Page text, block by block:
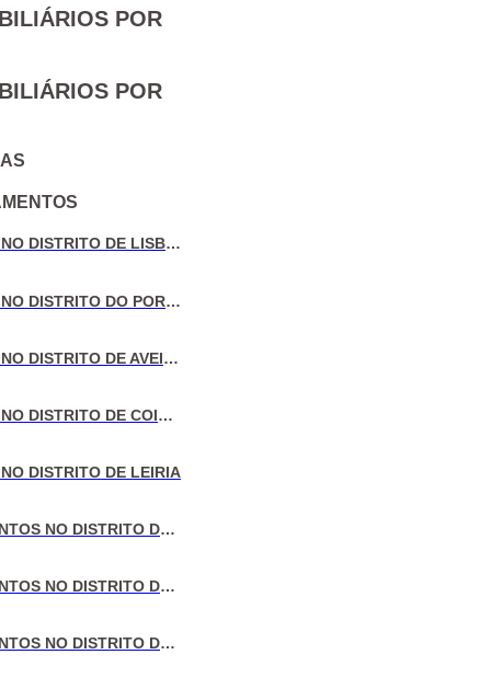
POR
POR
VENDA DE MORADIAS NO DISTRITO DE LISBOA
VENDA DE MORADIAS NO DISTRITO DO PORTO
VENDA DE MORADIAS NO DISTRITO DE AVEIRO
VENDA DE MORADIAS NO DISTRITO DE COIMBRA
DISTRITO DE LEIRIA
VENDA DE APARTAMENTOS NO DISTRITO DE LISBOA
VENDA DE APARTAMENTOS NO DISTRITO DO PORTO
VENDA DE APARTAMENTOS NO DISTRITO DE AVEIRO